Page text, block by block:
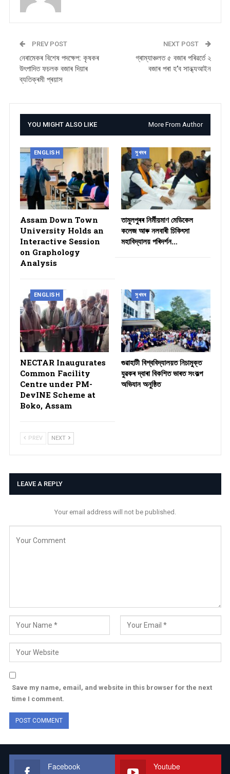
PREV POST
নেৰামেকৰ বিশেষ পদক্ষেপ: কৃষকৰ
উৎপাদিত ফচলক বজাৰ দিয়াৰ
ব্যতিক্ৰমী প্ৰয়াস
NEXT POST
গ্ৰাম্যাঞ্চলত ৫ বজাৰ পৰিৱৰ্তে ২
বজাৰ পৰা হ’ব সান্ধ্যআইন
YOU MIGHT ALSO LIKE More From Author
ENGLISH
Assam Down Town
University Holds an
Interactive Session
on Graphology
Analysis
সুখবৰ
তামুলপুৰৰ নিৰ্মীয়মাণ মেডিকেল
কলেজ আৰু নলবাৰী চিকিৎসা
মহাবিদ্যালয় পৰিদৰ্শন…
ENGLISH
NECTAR Inaugurates
Common Facility
Centre under PM-
DevINE Scheme at
Boko, Assam
সুখবৰ
গুৱাহাটী বিশ্ববিদ্যালয়ত নিচামুক্ত
যুৱকৰ দ্বাৰা বিকশিত ভাৰত সংকল্প
অভিযান অনুষ্ঠিত
PREV NEXT
LEAVE A REPLY
Your email address will not be published.
Save my name, email, and website in this browser for the next
time I comment.
Facebook Youtube